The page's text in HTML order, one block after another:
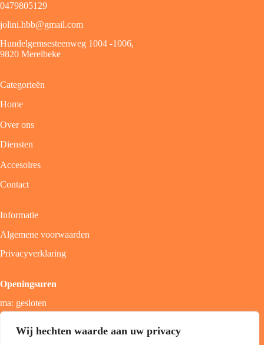
Wij hechten waarde aan uw privacy
0479805129
jolini.hbb@gmail.com
Hundelgemsesteenweg 1004 -1006,
9820 Merelbeke
Categorieën
Home
Over ons
Diensten
Accesoires
Contact
Informatie
Algemene voorwaarden
Privacyverklaring
Openingsuren
ma: gesloten